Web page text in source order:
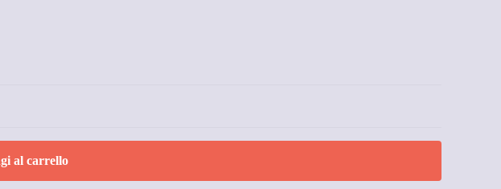
al carrello